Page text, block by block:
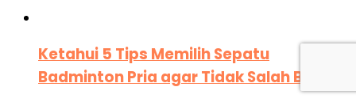
Ketahui 5 Tips Memilih Sepatu
Badminton Pria agar Tidak Salah Beli